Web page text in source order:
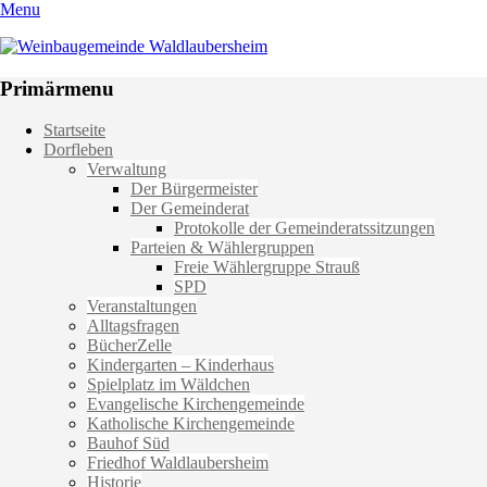
Menu
Weinbaugemeinde Waldlaubersheim
Primärmenu
Weiter
zum
Startseite
Dorfleben
Verwaltung
Der Bürgermeister
Der Gemeinderat
Protokolle der Gemeinderatssitzungen
Parteien & Wählergruppen
Freie Wählergruppe Strauß
SPD
Veranstaltungen
Alltagsfragen
BücherZelle
Kindergarten – Kinderhaus
Spielplatz im Wäldchen
Evangelische Kirchengemeinde
Katholische Kirchengemeinde
Bauhof Süd
Friedhof Waldlaubersheim
Historie